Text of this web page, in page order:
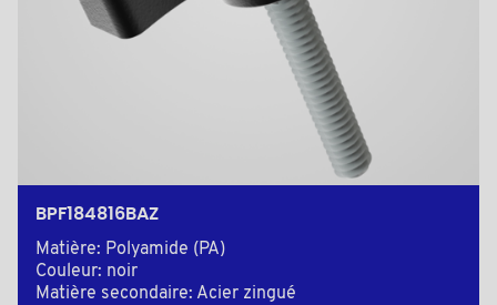
BPF184816BAZ
Matière: Polyamide (PA)
Couleur: noir
Matière secondaire: Acier zingué